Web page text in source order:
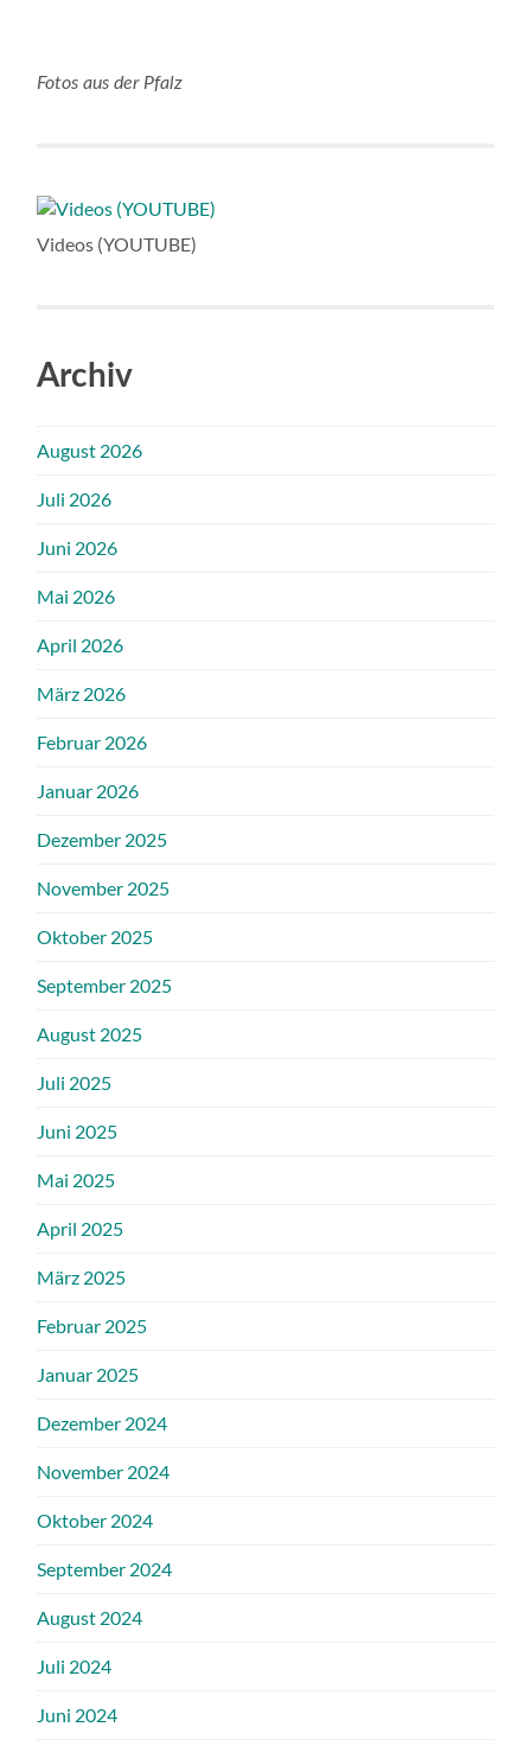
Fotos aus der Pfalz
Videos (YOUTUBE)
Archiv
August 2026
Juli 2026
Juni 2026
Mai 2026
April 2026
März 2026
Februar 2026
Januar 2026
Dezember 2025
November 2025
Oktober 2025
September 2025
August 2025
Juli 2025
Juni 2025
Mai 2025
April 2025
März 2025
Februar 2025
Januar 2025
Dezember 2024
November 2024
Oktober 2024
September 2024
August 2024
Juli 2024
Juni 2024